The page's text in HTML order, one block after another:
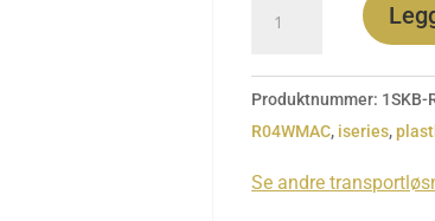
R04WMAC
Produktnummer: 1SKB-
R04WMAC, iseries,
Se andre